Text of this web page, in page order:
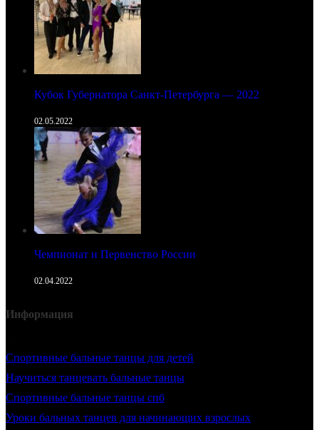
Кубок Губернатора Санкт-Петербурга — 2022
02.05.2022
Чемпионат и Первенство России
02.04.2022
Информация
Cпортивные бальные танцы для детей
Научиться танцевать бальные танцы
Спортивные бальные танцы спб
Уроки бальных танцев для начинающих взрослых